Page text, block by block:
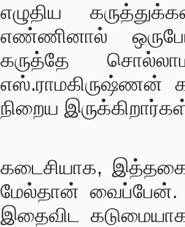
எழுதிய
எண்ணினால்
கருத்தே
எஸ்.ராமகிருஷ்ணன்
நிறைய
கடைசியாக,
மேல்தான் வைப்பேன்.
இதைவிட